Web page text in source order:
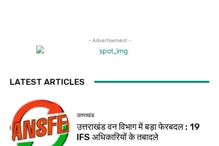
- Advertisement -
LATEST ARTICLES
उत्तराखंड
उत्तराखंड वन विभाग में बड़ा फेरबदल : 19
IFS अधिकारियों के तबादले